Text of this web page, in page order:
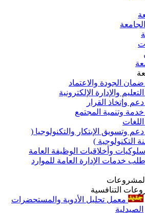
الجودة والاعتماد
والإدارة الإلكترونية
وإتخاذ القرار
وتنمية المجتمع
وتسويق الإبتكار والتكنولوجيا (
التكنولوجية )
وأخلاقيات الوظيفة العامة
خدمات الإدارة العامة للموارد
التنافسية
معمل تحليل الأدوية والمستحضرات
الصيدلية